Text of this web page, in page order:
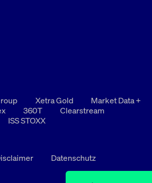
Xetra Gold
Market Data +
360T
Clearstream
ISS STOXX
Datenschutz